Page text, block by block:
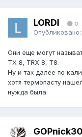
LORDI 0
Опубликовано:
Они еще могут
TX 8, TRX 8, T8.
Ну и так далее по
хотя термопасту
нужда была.